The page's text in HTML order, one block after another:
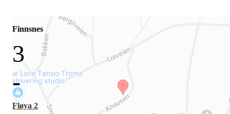
Finnsnes
3
-
Fløya 2